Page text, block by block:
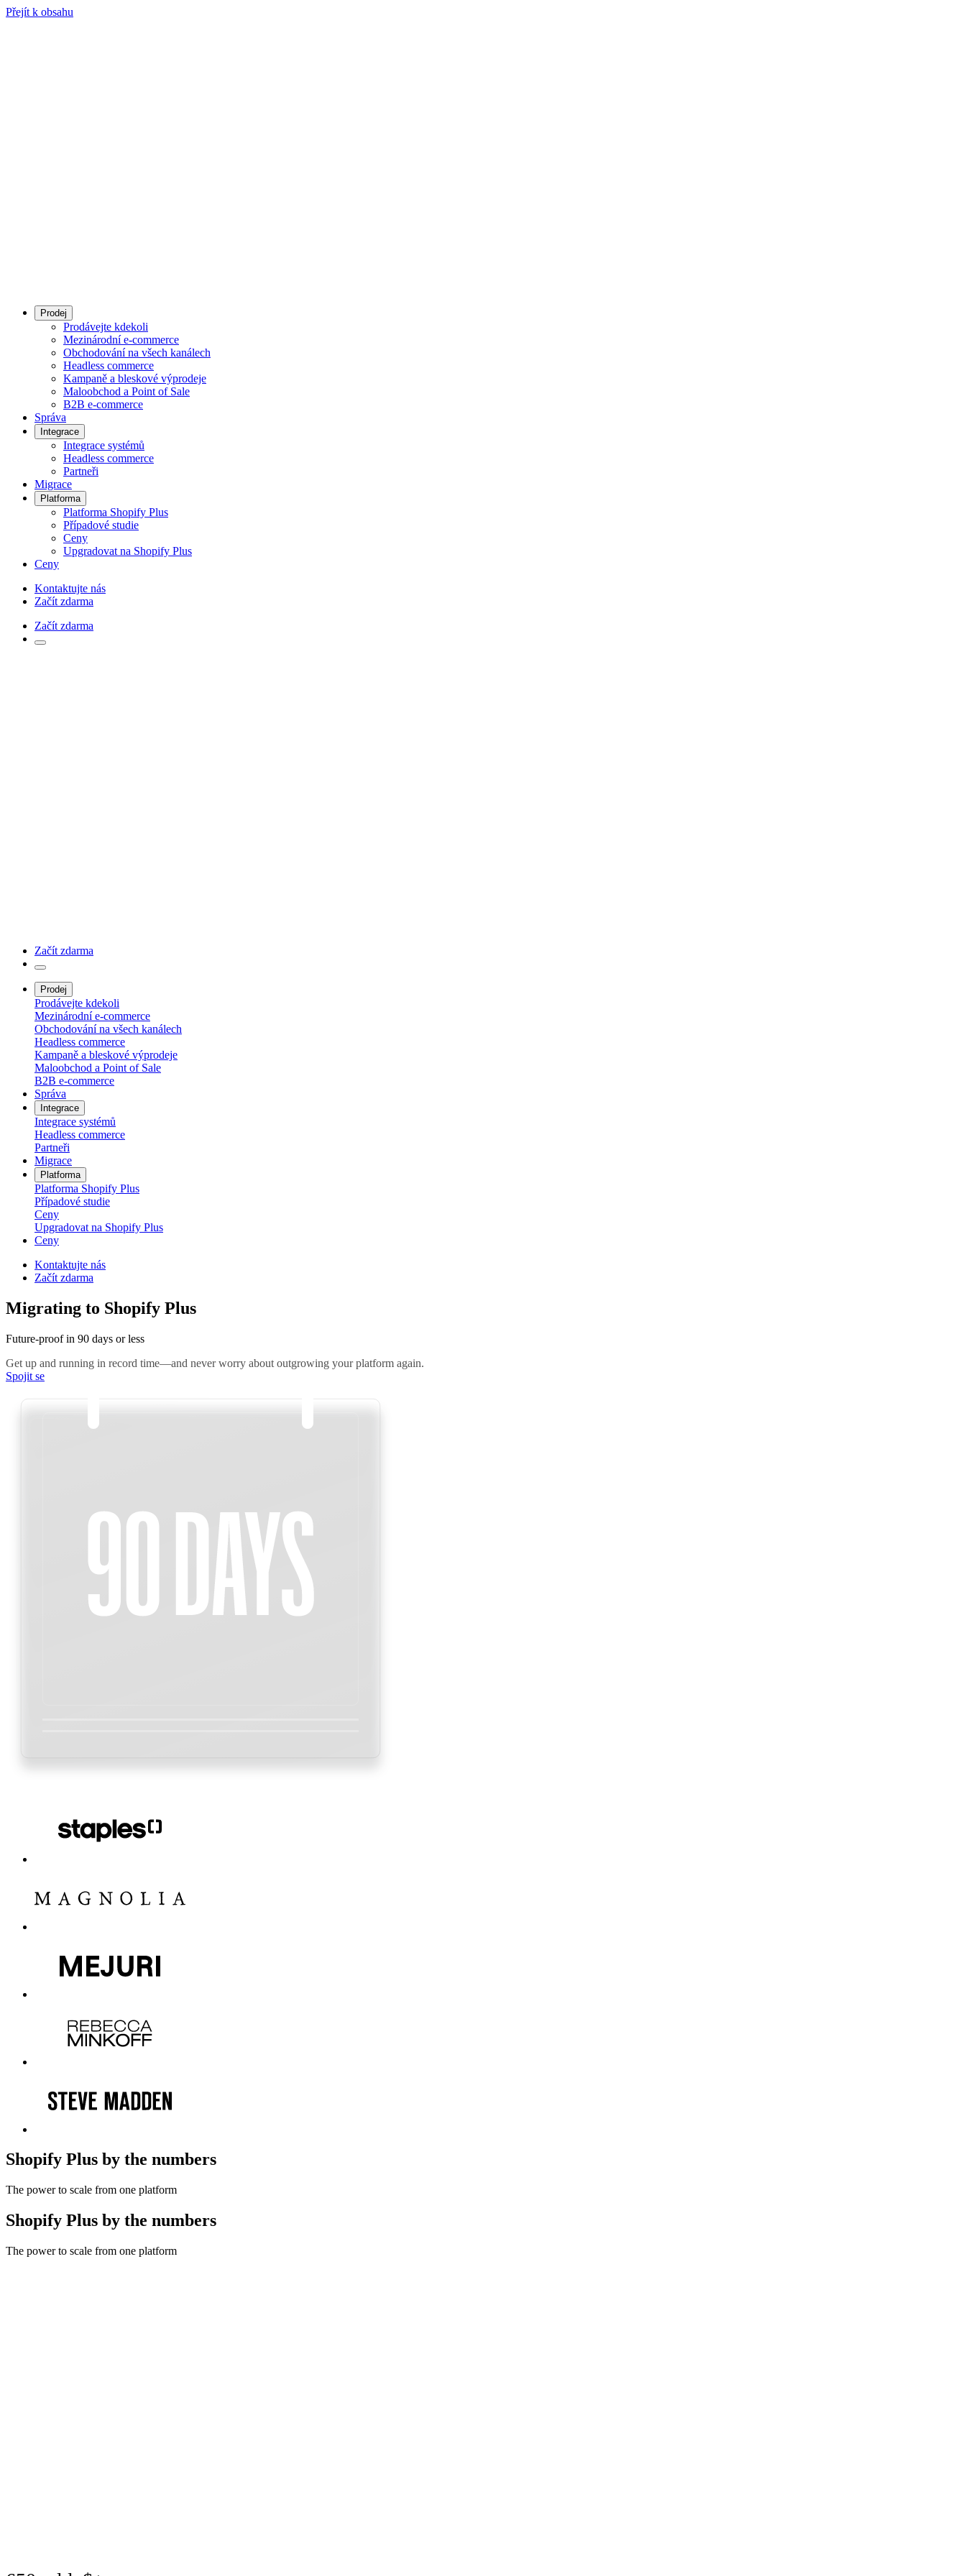
Přejít k obsahu
Prodej
Prodávejte kdekoli
Mezinárodní e-commerce
Obchodování na všech kanálech
Headless commerce
Kampaně a bleskové výprodeje
Maloobchod a Point of Sale
B2B e‑commerce
Správa
Integrace
Integrace systémů
Headless commerce
Partneři
Migrace
Platforma
Platforma Shopify Plus
Případové studie
Ceny
Upgradovat na Shopify Plus
Ceny
Kontaktujte nás
Začít zdarma
Začít zdarma
Začít zdarma
Prodej
Prodávejte kdekoli
Mezinárodní e-commerce
Obchodování na všech kanálech
Headless commerce
Kampaně a bleskové výprodeje
Maloobchod a Point of Sale
B2B e‑commerce
Správa
Integrace
Integrace systémů
Headless commerce
Partneři
Migrace
Platforma
Platforma Shopify Plus
Případové studie
Ceny
Upgradovat na Shopify Plus
Ceny
Kontaktujte nás
Začít zdarma
Migrating to Shopify Plus
Future-proof in 90 days or less
Get up and running in record time—and never worry about outgrowing your platform again.
Spojit se
Shopify Plus by the numbers
The power to scale from one platform
Shopify Plus by the numbers
The power to scale from one platform